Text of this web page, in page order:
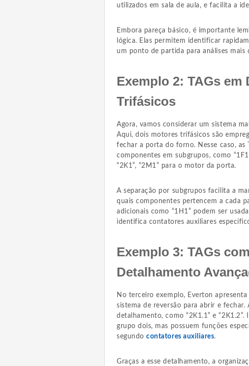
utilizados em sala de aula, e facilita a
Embora pareça básico, é importante
lógica. Elas permitem identificar
um ponto de partida para análises mais
Exemplo 2: TAGs em
Trifásicos
Agora, vamos considerar um sistema
Aqui, dois motores trifásicos são
fechar a porta do forno. Nesse caso, as
componentes em subgrupos, como
“2K1”, “2M1” para o motor da porta.
A separação por subgrupos facilita a
quais componentes pertencem a cada
adicionais como “1H1” podem ser
identifica contatores auxiliares
Exemplo 3: TAGs
Detalhamento
No terceiro exemplo, Everton
sistema de reversão para abrir e fechar.
detalhamento, como “2K1.1” e
grupo dois, mas possuem funções
segundocontatores auxiliares.
Graças a esse detalhamento, a